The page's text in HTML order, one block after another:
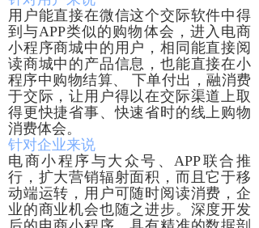
用户能直接在微信这个交际软件中得
到与APP类似的购物体会，进入电商
小程序商城中的用户，相同能直接阅
读商城中的产品信息，也能直接在小
程序中购物结算、 下单付出，融消费
于交际，让用户得以在交际渠道上取
得更快捷省事、快速省时的线上购物
消费体会。
针对企业来说
电商小程序与大众号、APP联合推
行，扩大营销辐射面积，而且它于移
动端运转，用户可随时阅读消费，企
业的商业机会也随之进步。深度开发